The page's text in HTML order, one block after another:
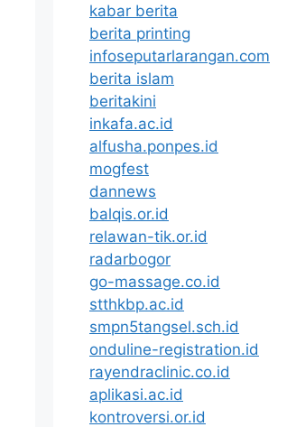
kabar berita
berita printing
infoseputarlarangan.com
berita islam
beritakini
inkafa.ac.id
alfusha.ponpes.id
mogfest
dannews
balqis.or.id
relawan-tik.or.id
radarbogor
go-massage.co.id
stthkbp.ac.id
smpn5tangsel.sch.id
onduline-registration.id
rayendraclinic.co.id
aplikasi.ac.id
kontroversi.or.id